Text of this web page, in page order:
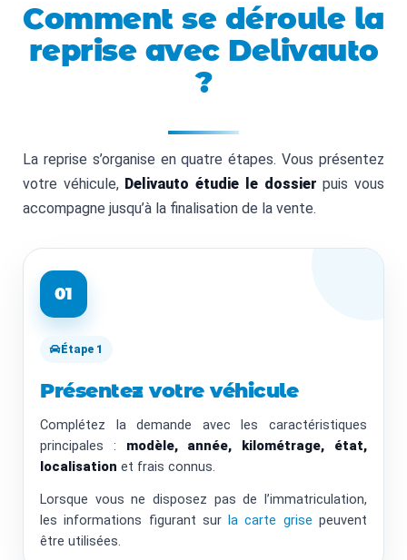
Comment se déroule la
reprise avec Delivauto
?
La reprise s’organise en quatre étapes. Vous présentez
votre véhicule, Delivauto étudie le dossier puis vous
accompagne jusqu’à la finalisation de la vente.
01
Étape 1
Présentez votre véhicule
Complétez la demande avec les caractéristiques
principales : modèle, année, kilométrage, état,
localisation et frais connus.
Lorsque vous ne disposez pas de l’immatriculation,
les informations figurant sur la carte grise peuvent
être utilisées.